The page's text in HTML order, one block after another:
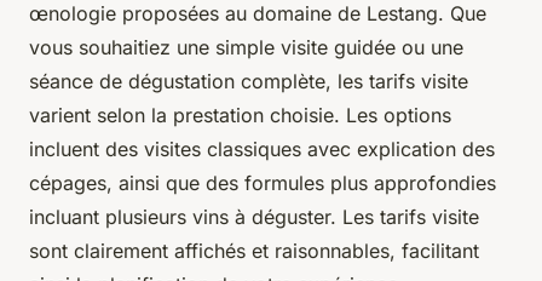
œnologie proposées au domaine de Lestang. Que
vous souhaitiez une simple visite guidée ou une
séance de dégustation complète, les tarifs visite
varient selon la prestation choisie. Les options
incluent des visites classiques avec explication des
cépages, ainsi que des formules plus approfondies
incluant plusieurs vins à déguster. Les tarifs visite
sont clairement affichés et raisonnables, facilitant